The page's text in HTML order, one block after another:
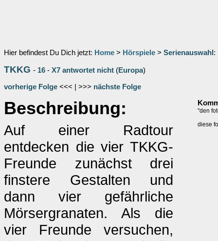
Hier befindest Du Dich jetzt: Home > Hörspiele > Serienauswahl :
TKKG - 16 - X7 antwortet nicht (Europa)
vorherige Folge <<< | >>> nächste Folge
Beschreibung:
Auf einer Radtour
entdecken die vier TKKG-
Freunde zunächst drei
finstere Gestalten und
dann vier gefährliche
Mörsergranaten. Als die
vier Freunde versuchen,
"den
diese